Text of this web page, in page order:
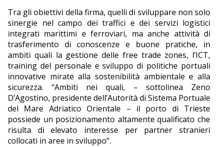
Tra gli obiettivi della firma, quelli di sviluppare non solo
sinergie nel campo dei traffici e dei servizi logistici
integrati marittimi e ferroviari, ma anche attività di
trasferimento di conoscenze e buone pratiche, in
ambiti quali la gestione delle free trade zones, l’ICT,
training del personale e sviluppo di politiche portuali
innovative mirate alla sostenibilità ambientale e alla
sicurezza. “Ambiti nei quali, – sottolinea Zeno
D’Agostino, presidente dell’Autorità di Sistema Portuale
del Mare Adriatico Orientale – il porto di Trieste
possiede un posizionamento altamente qualificato che
risulta di elevato interesse per partner stranieri
collocati in aree in sviluppo”.